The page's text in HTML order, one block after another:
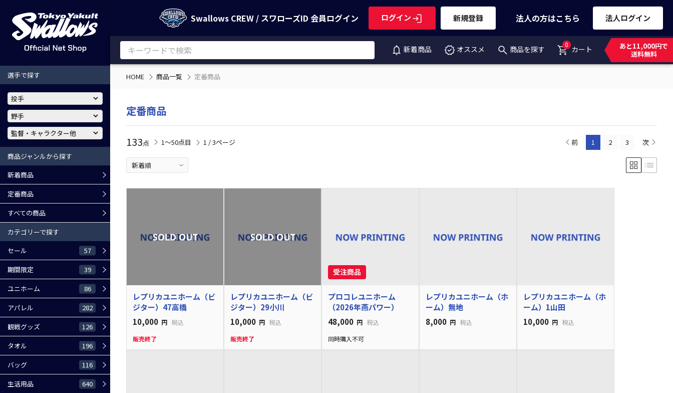
Swallows CREW / スワローズID 会員ログイン ログイン 新規登録 法人の方はこちら 法人ログイン
新着商品 オススメ 商品を探す 0 カート
あと11,000円で
送料無料
選手で探す
商品ジャンルから探す
新着商品
定番商品
すべての商品
カテゴリーで探す
セール
57
期間限定 39
ユニホーム 86
アパレル 282
観戦グッズ 126
タオル 196
バッグ 116
生活用品 640
HOME 商品一覧 定番商品
定番商品
133点 1〜50点目 1 / 3ページ 前 1 2 3 次
レプリカユニホーム（ビ
ジター）47高橋
10,000 円 税込
販売終了
レプリカユニホーム（ビ
ジター）29小川
10,000 円 税込
販売終了
プロコレユニホーム
（2026年燕パワー）
48,000 円 税込
同時購入不可
レプリカユニホーム（ホ
ーム）無地
8,000 円 税込
レプリカユニホーム（ホ
ーム）1山田
10,000 円 税込